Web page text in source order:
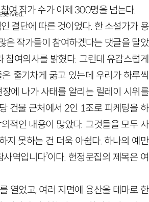
여 작가 수가 이제 300명을 넘는다.
결단에 따른 것이었다. 한 소설가가 용
은 작가들이 참여하겠다는 댓글을 달았
여의사를 밝혔다. 그런데 유감스럽게
줄기차게 굶고 있는데 우리가 하루씩
에 나가 사태를 알리는 릴레이 시위를
건물 근처에서 2인 1조로 피케팅을 하
적인 내용이 많았다. 그것들을 모두 사
지 못하는 건 더욱 아쉽다. 하나의 예만
역입니다’이다. 헌정문집의 제목은 여
열었고, 여러 지면에 용산을 테마로 한